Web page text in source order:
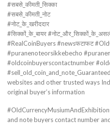
#सबसे_कीमती_सिक्का
#सबसे_कीमती_नोट
#नोट_के_खरीददार
#सिक्कों_के_बायर
#RealCoinBuyers #newsफटाफट
#puranenoteorsikkebecho
#oldcoinbuyerscontactnumber
websites and other trusted ways
original buyer’s information
and note buyers contact number